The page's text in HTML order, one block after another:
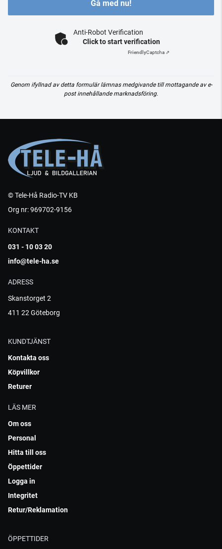
Gå med nu!
Anti-Robot Verification
Click to start verification
FriendlyCaptcha ⇗
Genom ifyllnad av detta formulär lämnas medgivande till mottagande av e-
post innehållande marknadsföring.
© Tele-Hå Radio-TV KB
Org nr: 969702-9156
KONTAKT
031 - 10 03 20
info@tele-ha.se
ADRESS
Skanstorget 2
411 22 Göteborg
KUNDTJÄNST
Kontakta oss
Köpvillkor
Returer
LÄS MER
Om oss
Personal
Hitta till oss
Öppettider
Logga in
Integritet
Retur/Reklamation
ÖPPETTIDER